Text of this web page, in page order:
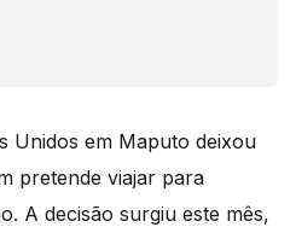
Unidos em Maputo deixou
pretende viajar para
A decisão surgiu este mês,